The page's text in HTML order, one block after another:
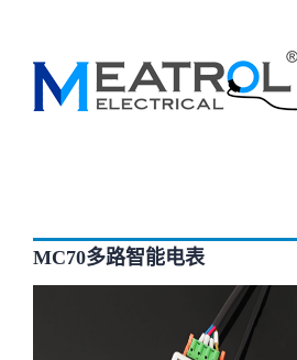
MC70多路智能电表